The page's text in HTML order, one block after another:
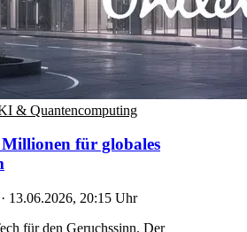
& Quantencomputing
für globales
· 13.06.2026, 20:15 Uhr
für den Geruchssinn. Der